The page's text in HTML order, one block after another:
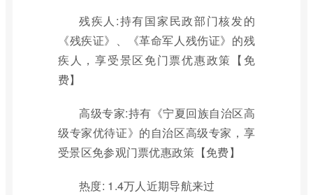
残疾人:持有国家民政部门核发的
《残疾证》、《革命军人残伤证》的残
疾人，享受景区免门票优惠政策【免
费】
高级专家:持有《宁夏回族自治区高
级专家优待证》的自治区高级专家，享
受景区免参观门票优惠政策【免费】
热度: 1.4万人近期导航来过